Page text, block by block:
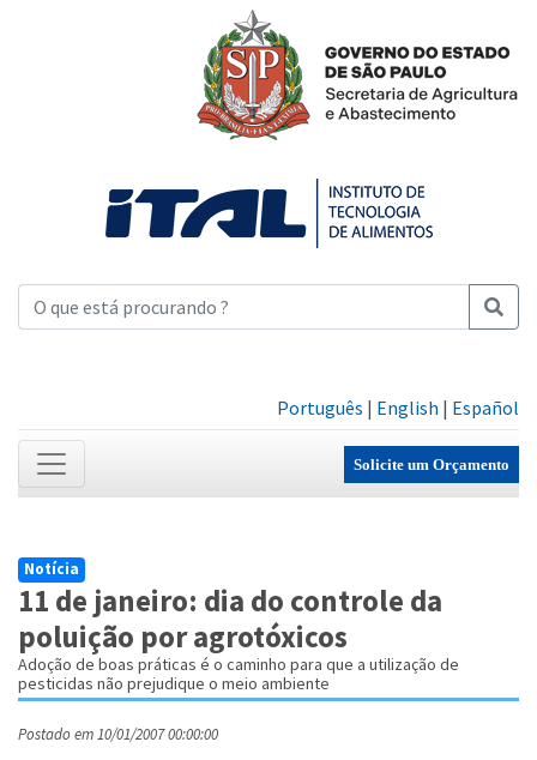
Português | English | Español
Solicite um Orçamento
Notícia
11 de janeiro: dia do controle da
poluição por agrotóxicos
Adoção de boas práticas é o caminho para que a utilização de
pesticidas não prejudique o meio ambiente
Postado em 10/01/2007 00:00:00